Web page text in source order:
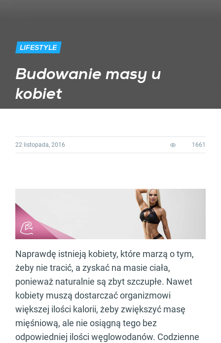
LIFESTYLE
Budowanie masy u
kobiet
22 listopada, 2016 1661
Naprawdę istnieją kobiety, które marzą o tym,
żeby nie tracić, a zyskać na masie ciała,
ponieważ naturalnie są zbyt szczupłe. Nawet
kobiety muszą dostarczać organizmowi
większej ilości kalorii, żeby zwiększyć masę
mięśniową, ale nie osiągną tego bez
odpowiedniej ilości węglowodanów. Codzienne